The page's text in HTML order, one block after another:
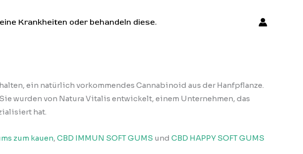
Krankheiten oder behandeln diese.
ein natürlich vorkommendes Cannabinoid aus der Hanfpflanze.
wurden von Natura Vitalis entwickelt, einem Unternehmen, das
hat.
zum kauen, CBD IMMUN SOFT GUMS und CBD HAPPY SOFT GUMS